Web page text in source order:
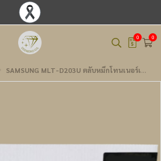
0 0
SAMSUNG MLT-D203U ตลับหมึกโทนเนอร์เทียบเท่า